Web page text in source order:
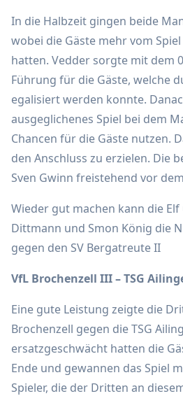
In die Halbzeit gingen beide
wobei die Gäste mehr vom
hatten. Vedder sorgte mit dem
Führung für die Gäste, welche
egalisiert werden konnte.
ausgeglichenes Spiel bei dem
Chancen für die Gäste nutzen.
den Anschluss zu erzielen. Die
Sven Gwinn freistehend vor
Wieder gut machen kann die
Dittmann und Smon König die
gegen den SV Bergatreute II
VfL Brochenzell III – TSG
Eine gute Leistung zeigte die
Brochenzell gegen die TSG
ersatzgeschwächt hatten die
Ende und gewannen das Spiel
Spieler, die der Dritten an